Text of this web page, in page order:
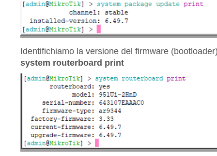
Identifichiamo la versione del firmware
system routerboard print